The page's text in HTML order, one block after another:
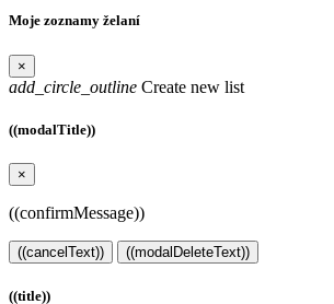
Moje zoznamy želaní
×
add_circle_outline Create new list
((modalTitle))
×
((confirmMessage))
((cancelText)) ((modalDeleteText))
((title))